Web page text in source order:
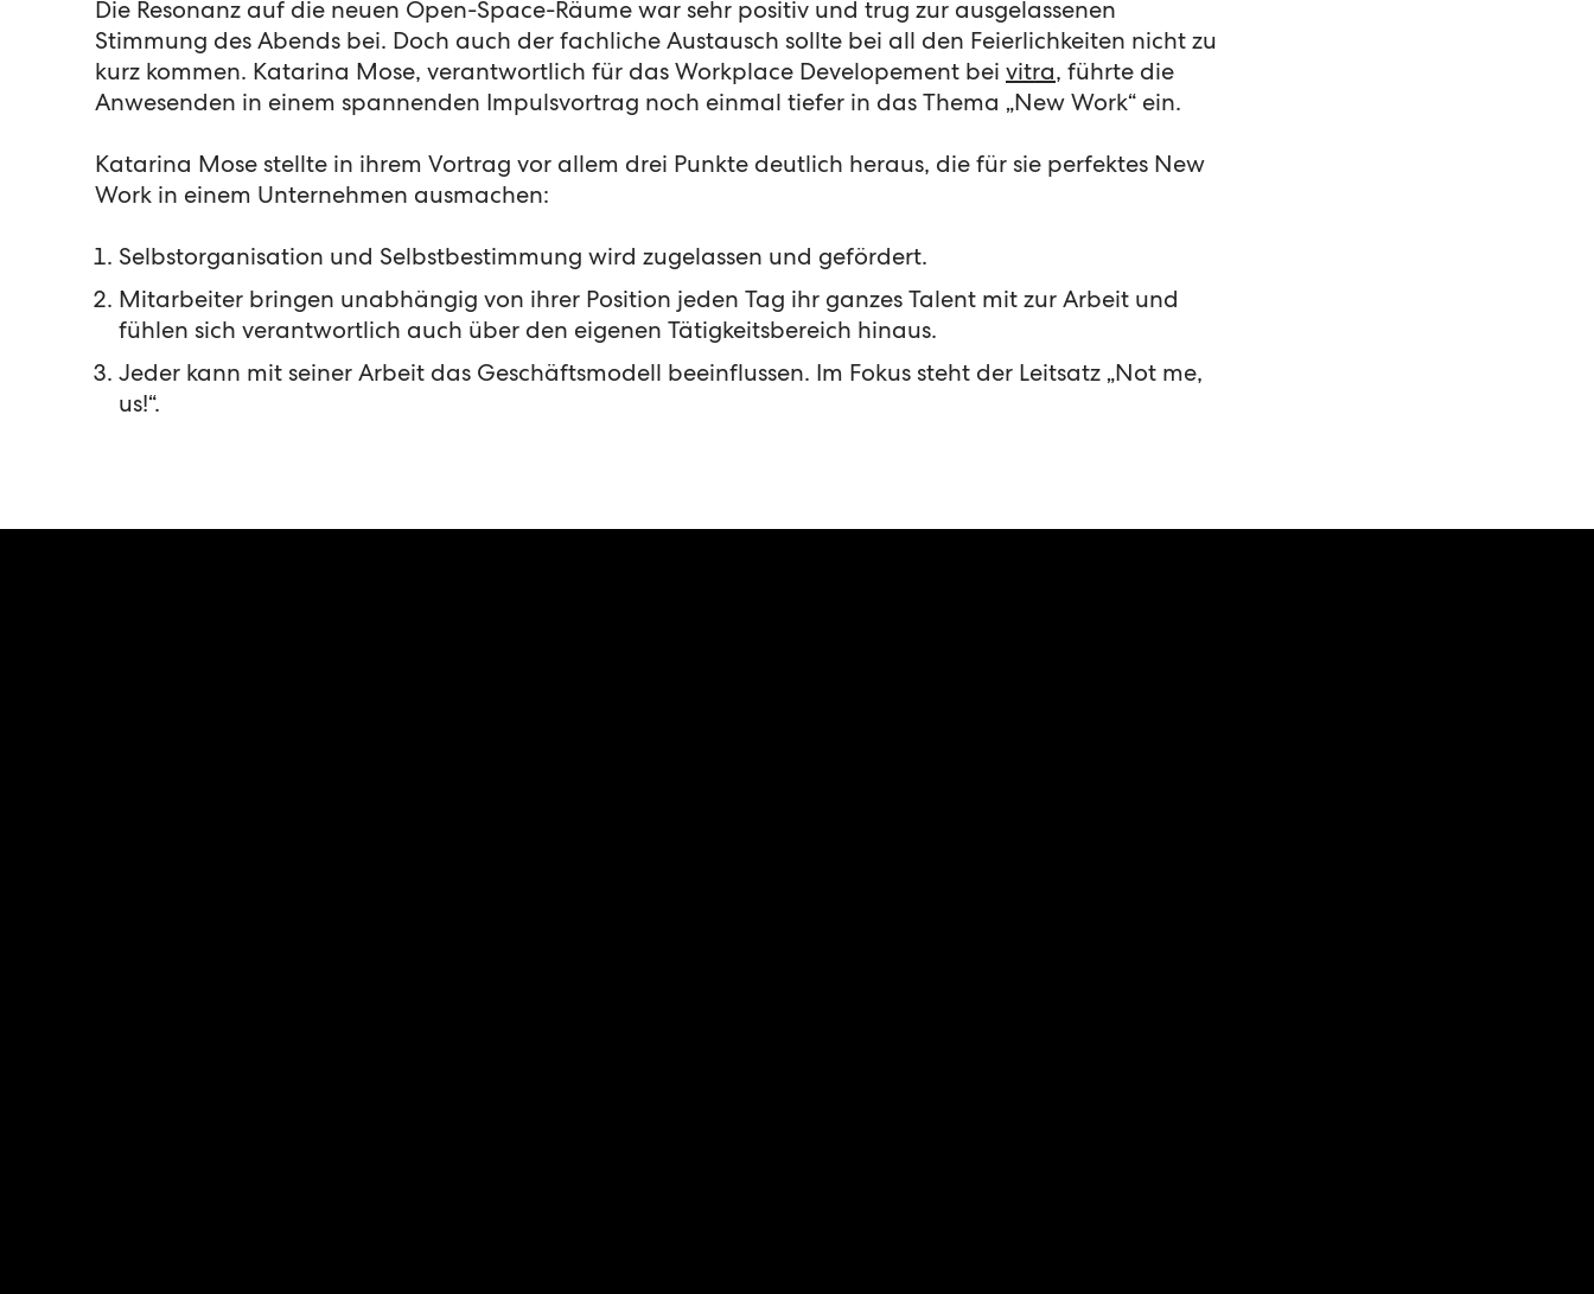
Die Resonanz auf die neuen Open-Space-Räume war sehr positiv und trug zur ausgelassenen
Stimmung des Abends bei. Doch auch der fachliche Austausch sollte bei all den Feierlichkeiten nicht zu
kurz kommen. Katarina Mose, verantwortlich für das Workplace Developement bei vitra, führte die
Anwesenden in einem spannenden Impulsvortrag noch einmal tiefer in das Thema „New Work“ ein.
Katarina Mose stellte in ihrem Vortrag vor allem drei Punkte deutlich heraus, die für sie perfektes New
Work in einem Unternehmen ausmachen:
Selbstorganisation und Selbstbestimmung wird zugelassen und gefördert.
Mitarbeiter bringen unabhängig von ihrer Position jeden Tag ihr ganzes Talent mit zur Arbeit und
fühlen sich verantwortlich auch über den eigenen Tätigkeitsbereich hinaus.
Jeder kann mit seiner Arbeit das Geschäftsmodell beeinflussen. Im Fokus steht der Leitsatz „Not me,
us!“.